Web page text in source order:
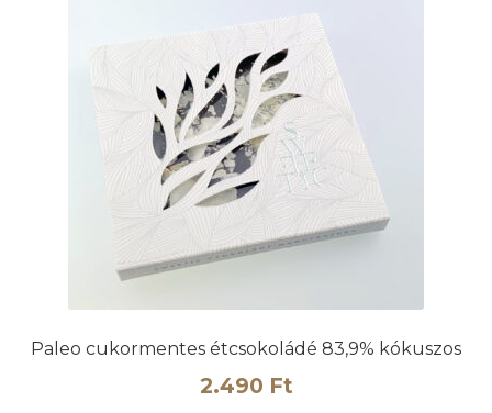
Paleo cukormentes étcsokoládé 83,9% kókuszos
2.490 Ft